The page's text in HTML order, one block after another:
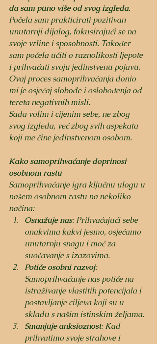
da sam puno više od svog izgleda.
Počela sam prakticirati pozitivan
unutarnji dijalog, fokusirajući se na
svoje vrline i sposobnosti. Također
sam počela učiti o raznolikosti ljepote
i prihvaćati svoju jedinstvenu pojavu.
Ovaj proces samoprihvaćanja donio
mi je osjećaj slobode i oslobođenja od
tereta negativnih misli.
Sada volim i cijenim sebe, ne zbog
svog izgleda, već zbog svih aspekata
koji me čine jedinstvenom osobom.
Kako samoprihvaćanje doprinosi
osobnom rastu
Samoprihvaćanje igra ključnu ulogu u
našem osobnom rastu na nekoliko
načina:
Osnažuje nas: Prihvaćajući sebe
onakvima kakvi jesmo, osjećamo
unutarnju snagu i moć za
suočavanje s izazovima.
Potiče osobni razvoj:
Samoprihvaćanje nas potiče na
istraživanje vlastitih potencijala i
postavljanje ciljeva koji su u
skladu s našim istinskim željama.
Smanjuje anksioznost: Kad
prihvatimo svoje strahove i